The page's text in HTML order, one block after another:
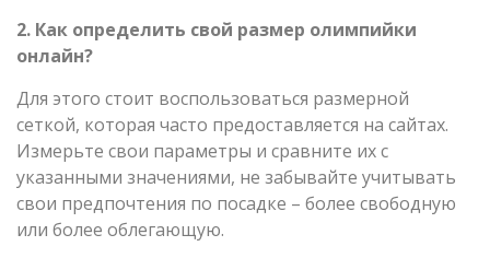
2. Как определить свой размер олимпийки
онлайн?
Для этого стоит воспользоваться размерной
сеткой, которая часто предоставляется на сайтах.
Измерьте свои параметры и сравните их с
указанными значениями, не забывайте учитывать
свои предпочтения по посадке – более свободную
или более облегающую.